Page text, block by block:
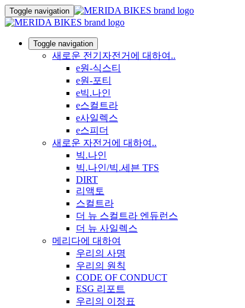
Toggle navigation
Toggle navigation
새로운 전기자전거에 대하여..
e원-식스티
e원-포티
e빅.나인
e스컬트라
e사일렉스
e스피더
새로운 자전거에 대하여..
빅.나인
빅.나인/빅.세븐 TFS
DIRT
리액토
스컬트라
더 뉴 스컬트라 엔듀런스
더 뉴 사일렉스
메리다에 대하여
우리의 사명
우리의 원칙
CODE OF CONDUCT
ESG 리포트
우리의 이정표